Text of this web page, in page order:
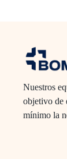
Nuestros
objetivo de
mínimo la